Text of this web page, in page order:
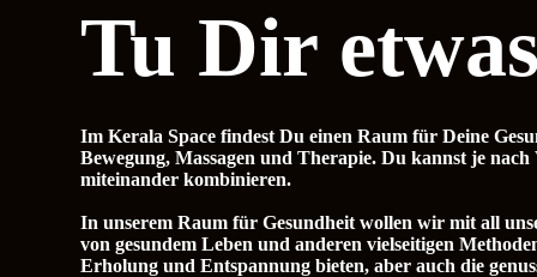
Tu Dir
Im Kerala Space findest Du einen Raum für Deine
Bewegung, Massagen und Therapie. Du kannst je
miteinander kombinieren.
In unserem Raum für Gesundheit wollen wir mit all
von gesundem Leben und anderen vielseitigen
Erholung und Entspannung bieten, aber auch die